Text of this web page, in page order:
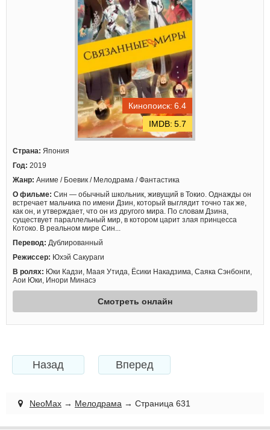
6.4
5.7
Страна: Япония
Год: 2019
Жанр: Аниме / Боевик / Мелодрама / Фантастика
О фильме: Син — обычный школьник, живущий в Токио. Однажды он
встречает мальчика по имени Дзин, который выглядит точно так же,
как он, и утверждает, что он из другого мира. По словам Дзина,
существует параллельный мир, в котором царит злая принцесса
Котоко. В реальном мире Син...
Перевод: Дублированный
Режиссер: Юхэй Сакураги
В ролях: Юки Кадзи, Маая Утида, Ёсики Накадзима, Саяка Сэнбонги,
Аои Юки, Инори Минасэ
Смотреть онлайн
Назад Вперед
NeoMax → Мелодрама → Страница 631